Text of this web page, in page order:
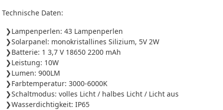
Technische Daten:
Lampenperlen: 43 Lampenperlen
Solarpanel: monokristallines Silizium, 5V 2W
Batterie: 1 3,7 V 18650 2200 mAh
Leistung: 10W
Lumen: 900LM
Farbtemperatur: 3000-6000K
Schaltmodus: volles Licht / halbes Licht / Licht aus
Wasserdichtigkeit: IP65